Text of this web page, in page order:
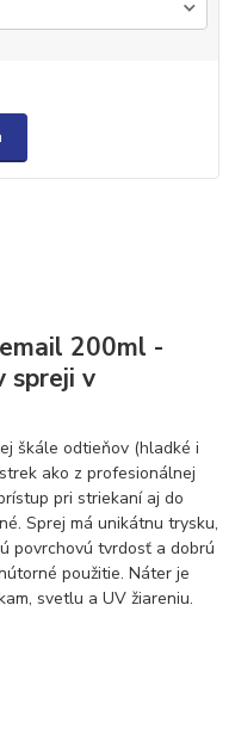
200ml -
spreji v
škále odtieňov (hladké i
ako z profesionálnej
pri striekaní aj do
Sprej má unikátnu trysku,
povrchovú tvrdosť a dobrú
použitie. Náter je
svetlu a UV žiareniu.